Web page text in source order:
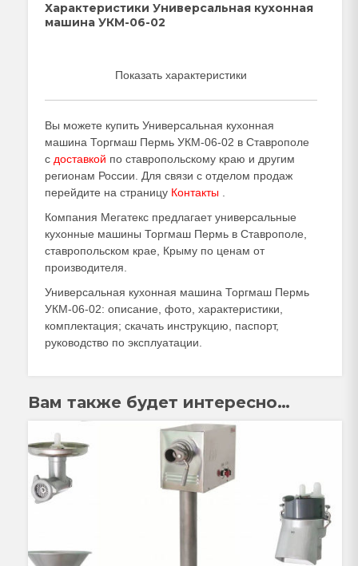
Характеристики Универсальная кухонная
машина УКМ-06-02
Показать характеристики
Вы можете купить Универсальная кухонная
машина Торгмаш Пермь УКМ-06-02 в Ставрополе
с доставкой по ставропольскому краю и другим
регионам России. Для связи с отделом продаж
перейдите на страницу Контакты
Компания Мегатекс предлагает универсальные
кухонные машины Торгмаш Пермь в Ставрополе,
ставропольском крае, Крыму по ценам от
производителя.
Универсальная кухонная машина Торгмаш Пермь
УКМ-06-02: описание, фото, характеристики,
комплектация; скачать инструкцию, паспорт,
руководство по эксплуатации.
Вам также будет интересно…